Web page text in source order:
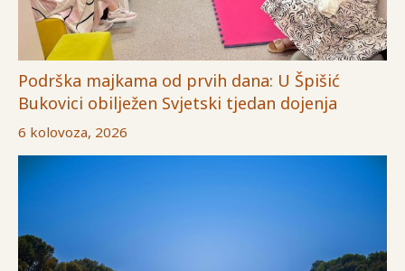
Podrška majkama od prvih dana: U Špišić
Bukovici obilježen Svjetski tjedan dojenja
6 kolovoza, 2026